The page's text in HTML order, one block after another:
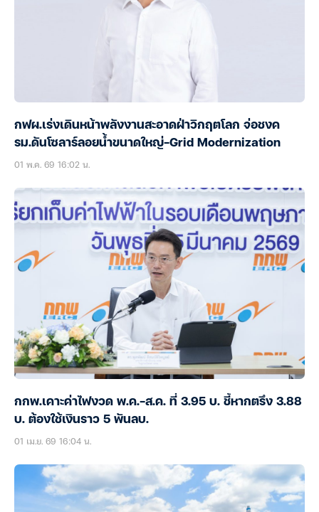
กฟผ.เร่งเดินหน้าพลังงานสะอาดฝ่าวิกฤตโลก จ่อชงค
รม.ดันโซลาร์ลอยน้ำขนาดใหญ่-Grid Modernization
01 พ.ค. 69 16:02 น.
กกพ.เคาะค่าไฟงวด พ.ค.-ส.ค. ที่ 3.95 บ. ชี้หากตรึง 3.88
บ. ต้องใช้เงินราว 5 พันลบ.
01 เม.ย. 69 16:04 น.